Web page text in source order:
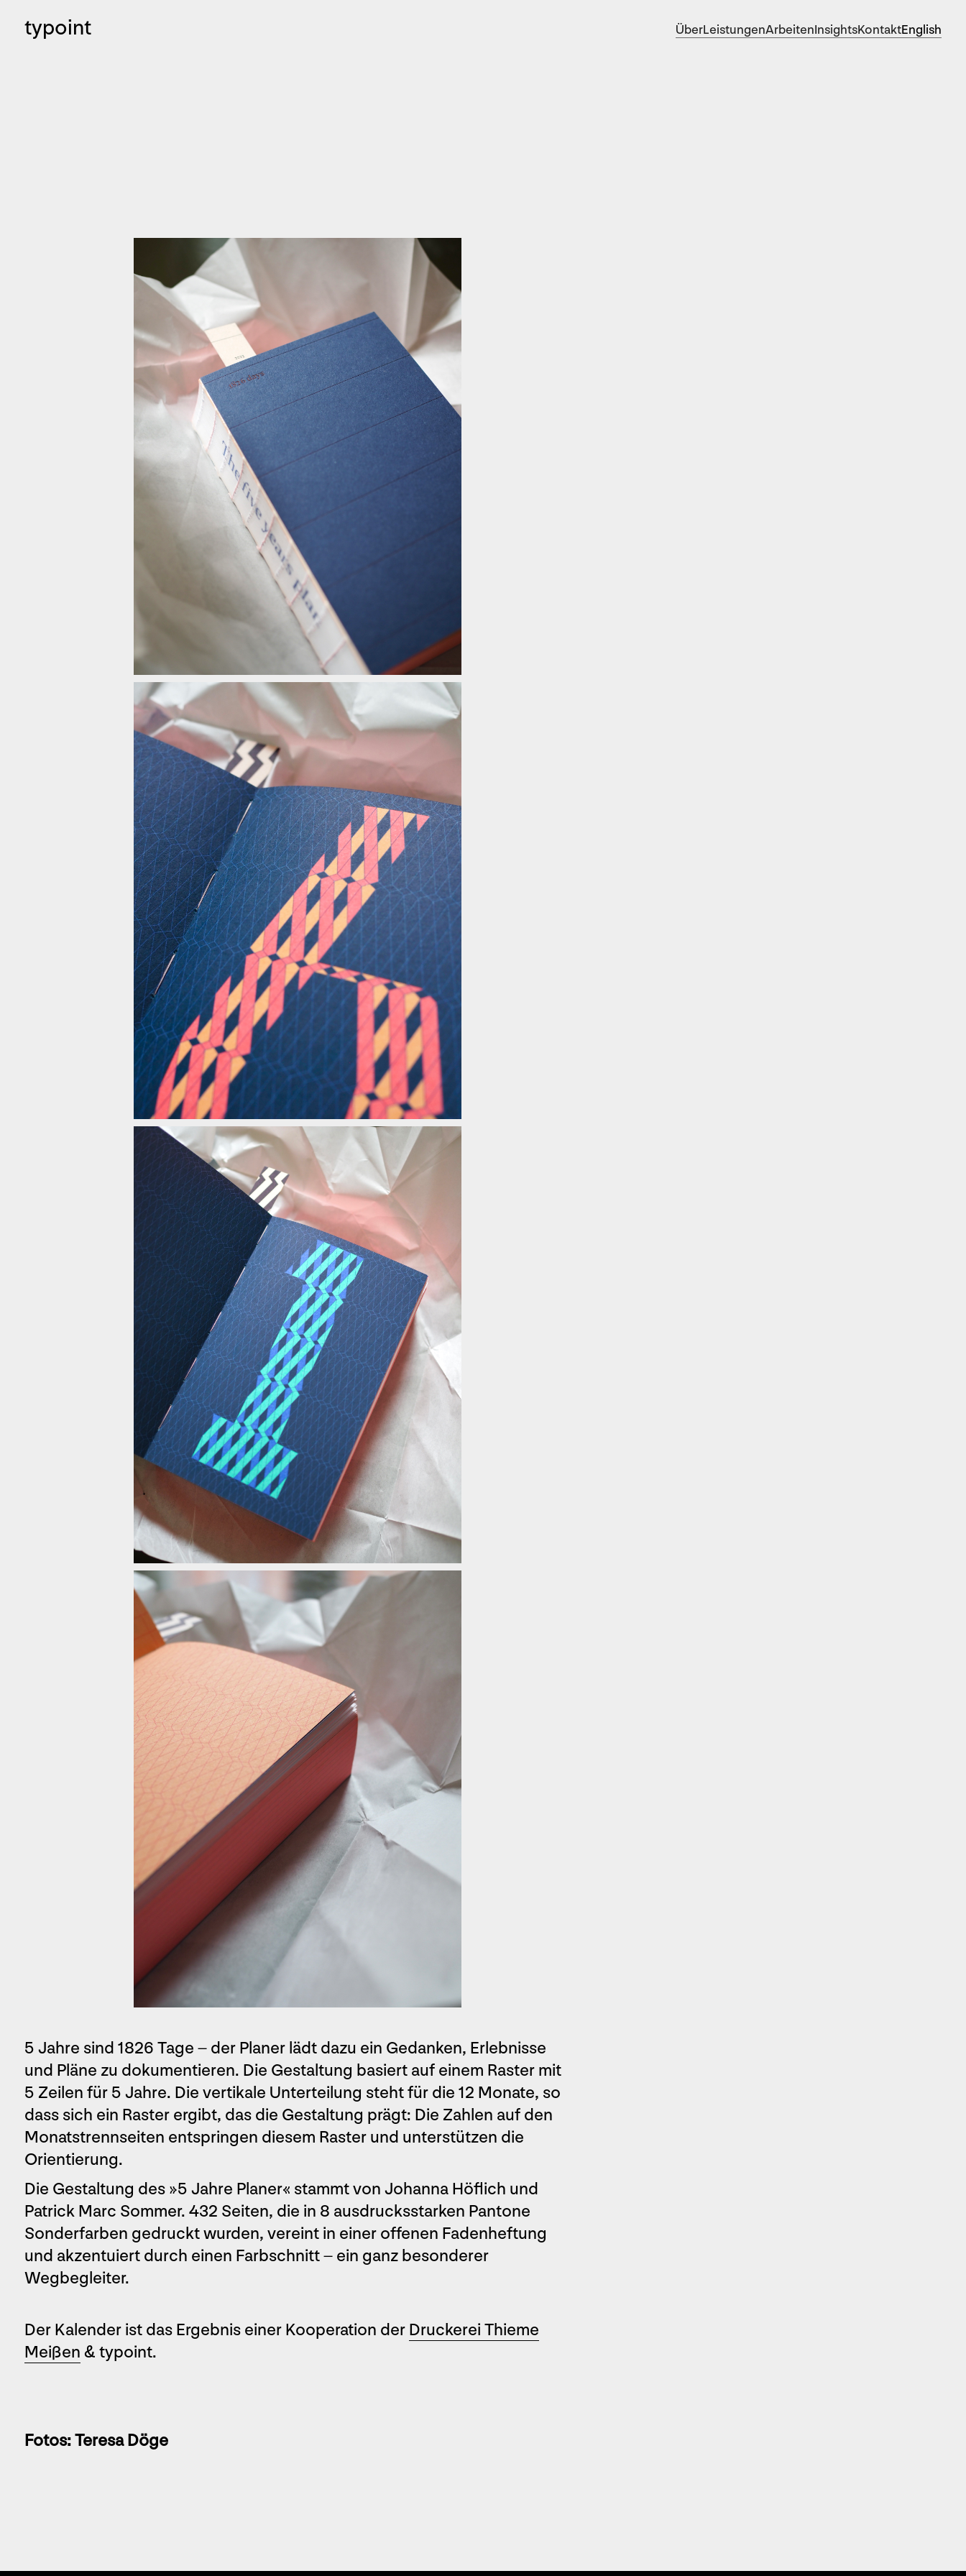
typoint ÜberLeistungenArbeitenInsightsKontaktEnglish
5 Jahre sind 1826 Tage – der Planer lädt dazu ein Gedanken, Erlebnisse
und Pläne zu dokumentieren. Die Gestaltung basiert auf einem Raster mit
5 Zeilen für 5 Jahre. Die vertikale Unterteilung steht für die 12 Monate, so
dass sich ein Raster ergibt, das die Gestaltung prägt: Die Zahlen auf den
Monatstrennseiten entspringen diesem Raster und unterstützen die
Orientierung.
Die Gestaltung des »5 Jahre Planer« stammt von Johanna Höflich und
Patrick Marc Sommer. 432 Seiten, die in 8 ausdrucksstarken Pantone
Sonderfarben gedruckt wurden, vereint in einer offenen Fadenheftung
und akzentuiert durch einen Farbschnitt – ein ganz besonderer
Wegbegleiter.
Der Kalender ist das Ergebnis einer Kooperation der Druckerei Thieme
Meißen & typoint.
Fotos: Teresa Döge